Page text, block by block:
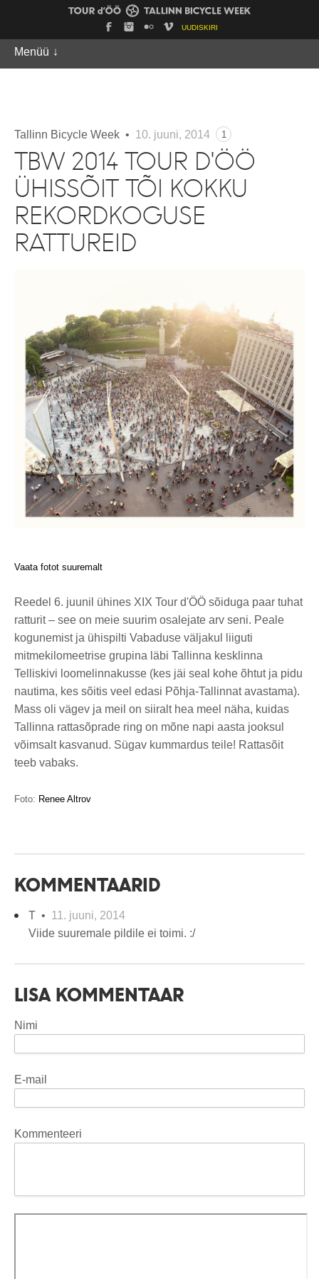
UUDISKIRI
Menüü ↓
Tallinn Bicycle Week • 10. juuni, 2014 1
TBW 2014 TOUR D'ÖÖ
ÜHISSÕIT TÕI KOKKU
REKORDKOGUSE
RATTUREID
Vaata fotot suuremalt
Reedel 6. juunil ühines XIX Tour d'ÖÖ sõiduga paar tuhat
ratturit – see on meie suurim osalejate arv seni. Peale
kogunemist ja ühispilti Vabaduse väljakul liiguti
mitmekilomeetrise grupina läbi Tallinna kesklinna
Telliskivi loomelinnakusse (kes jäi seal kohe õhtut ja pidu
nautima, kes sõitis veel edasi Põhja-Tallinnat avastama).
Mass oli vägev ja meil on siiralt hea meel näha, kuidas
Tallinna rattasõprade ring on mõne napi aasta jooksul
võimsalt kasvanud. Sügav kummardus teile! Rattasõit
teeb vabaks.
Foto: Renee Altrov
KOMMENTAARID
T • 11. juuni, 2014
Viide suuremale pildile ei toimi. :/
LISA KOMMENTAAR
Nimi
E-mail
Kommenteeri